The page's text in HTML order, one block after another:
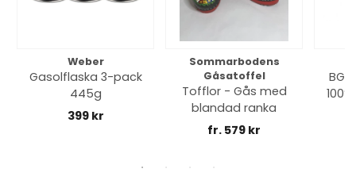
Weber
Gasolflaska 3-pack
445g
399 kr
Sommarbodens
Gåsatoffel
Tofflor - Gås med
blandad ranka
fr. 579 kr